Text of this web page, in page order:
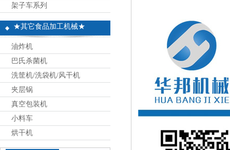
架子车系列
★其它食品加工机械★
油炸机
巴氏杀菌机
洗筐机/洗袋机/风干机
夹层锅
真空包装机
小料车
烘干机